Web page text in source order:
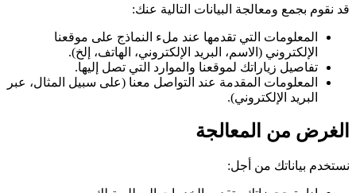
قد نقوم بجمع ومعالجة البيانات التالية عنك:
المعلومات التي تقدمها عند ملء النماذج على موقعنا
الإلكتروني (الاسم، البريد الإلكتروني، الهاتف، إلخ).
تفاصيل زياراتك لموقعنا والموارد التي تصل إليها.
المعلومات المقدمة عند التواصل معنا (على سبيل المثال، عبر
البريد الإلكتروني).
الغرض من المعالجة
نستخدم بياناتك من أجل: